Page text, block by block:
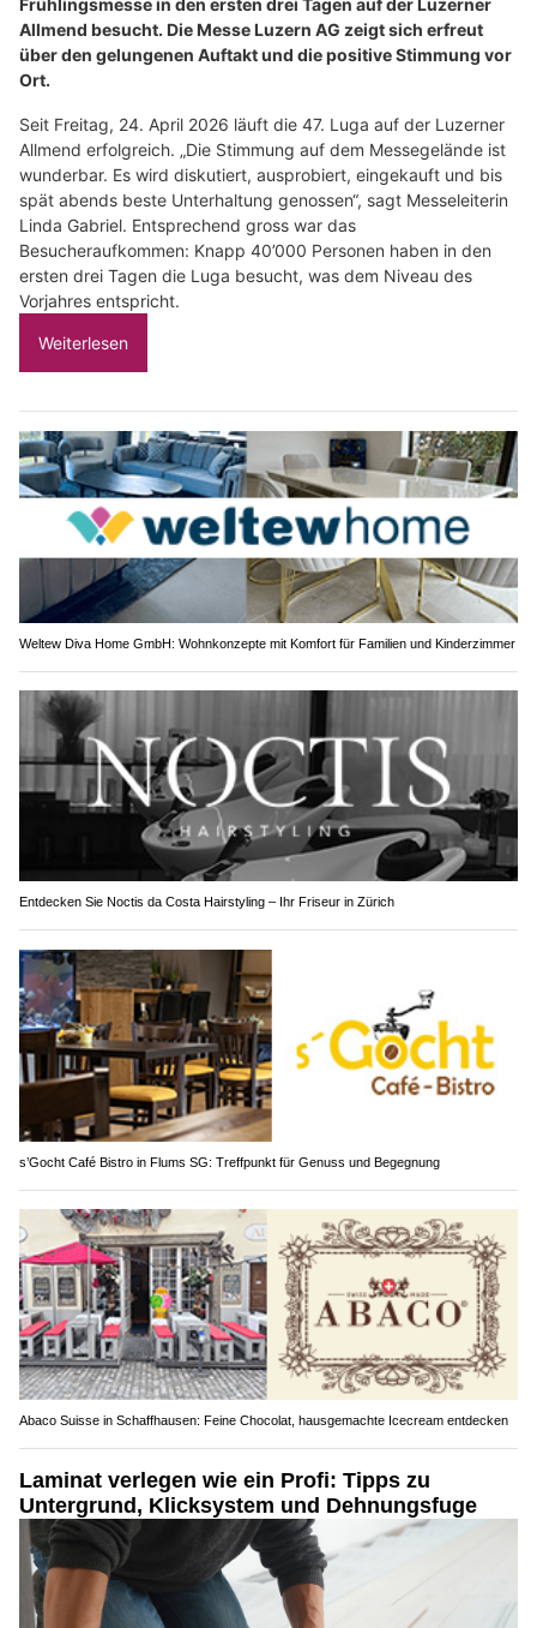
Frühlingsmesse in den ersten drei Tagen auf der Luzerner
Allmend besucht. Die Messe Luzern AG zeigt sich erfreut
über den gelungenen Auftakt und die positive Stimmung vor
Ort.
Seit Freitag, 24. April 2026 läuft die 47. Luga auf der Luzerner
Allmend erfolgreich. „Die Stimmung auf dem Messegelände ist
wunderbar. Es wird diskutiert, ausprobiert, eingekauft und bis
spät abends beste Unterhaltung genossen“, sagt Messeleiterin
Linda Gabriel. Entsprechend gross war das
Besucheraufkommen: Knapp 40’000 Personen haben in den
ersten drei Tagen die Luga besucht, was dem Niveau des
Vorjahres entspricht.
Weiterlesen
Weltew Diva Home GmbH: Wohnkonzepte mit Komfort für Familien und Kinderzimmer
Entdecken Sie Noctis da Costa Hairstyling – Ihr Friseur in Zürich
s’Gocht Café Bistro in Flums SG: Treffpunkt für Genuss und Begegnung
Abaco Suisse in Schaffhausen: Feine Chocolat, hausgemachte Icecream entdecken
Laminat verlegen wie ein Profi: Tipps zu
Untergrund, Klicksystem und Dehnungsfuge